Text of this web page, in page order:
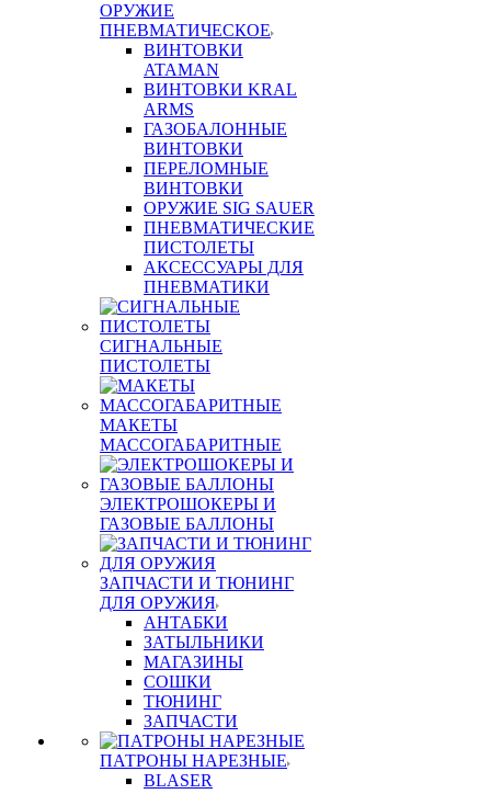
ОРУЖИЕ
ПНЕВМАТИЧЕСКОЕ
ВИНТОВКИ
ATAMAN
ВИНТОВКИ KRAL
ARMS
ГАЗОБАЛОННЫЕ
ВИНТОВКИ
ПЕРЕЛОМНЫЕ
ВИНТОВКИ
ОРУЖИЕ SIG SAUER
ПНЕВМАТИЧЕСКИЕ
ПИСТОЛЕТЫ
АКСЕССУАРЫ ДЛЯ
ПНЕВМАТИКИ
СИГНАЛЬНЫЕ
ПИСТОЛЕТЫ
МАКЕТЫ
МАССОГАБАРИТНЫЕ
ЭЛЕКТРОШОКЕРЫ И
ГАЗОВЫЕ БАЛЛОНЫ
ЗАПЧАСТИ И ТЮНИНГ
ДЛЯ ОРУЖИЯ
АНТАБКИ
ЗАТЫЛЬНИКИ
МАГАЗИНЫ
СОШКИ
ТЮНИНГ
ЗАПЧАСТИ
ПАТРОНЫ НАРЕЗНЫЕ
BLASER